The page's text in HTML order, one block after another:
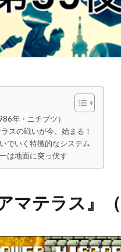
年・ニチブツ）
スの戦いが今、始まる！
でいく特徴的なシステム
は地面に突っ伏す
マテラス』